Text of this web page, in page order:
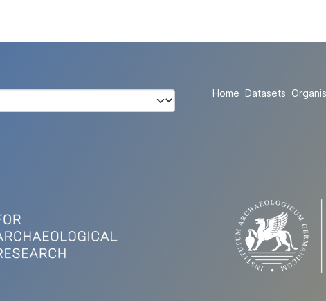
Home Datasets